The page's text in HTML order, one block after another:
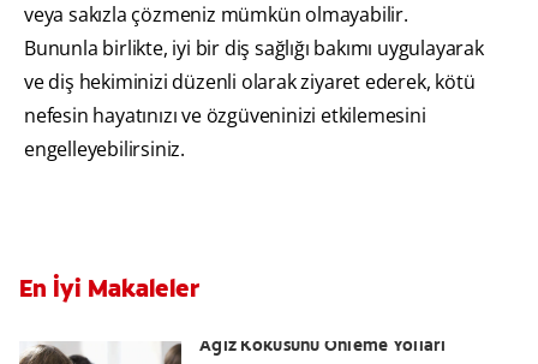
veya sakızla çözmeniz mümkün olmayabilir.
Bununla birlikte, iyi bir diş sağlığı bakımı uygulayarak
ve diş hekiminizi düzenli olarak ziyaret ederek, kötü
nefesin hayatınızı ve özgüveninizi etkilemesini
engelleyebilirsiniz.
En İyi Makaleler
Ağız Kokusunu Önleme Yolları